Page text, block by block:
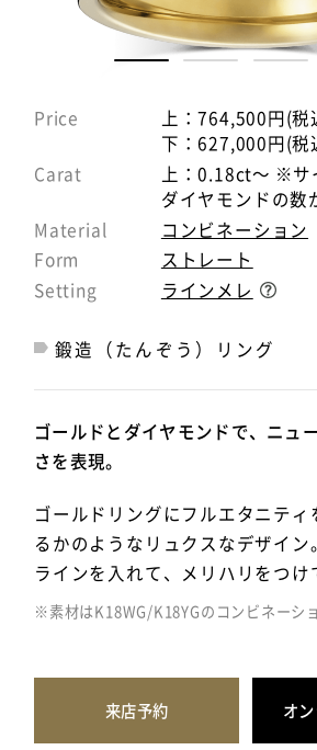
Price
上：764,500円(税
下：627,000円(税
Carat
上：0.18ct～ ※サ
ダイヤモンドの数
Material
コンビネーション
Form
ストレート
Setting
ラインメレ
鍛造（たんぞう）リング
ゴールドとダイヤモンドで、ニュ
さを表現。
ゴールドリングにフルエタニティ
るかのようなリュクスなデザイン
ラインを入れて、メリハリをつけ
※素材はK18WG/K18YGのコンビネーシ
来店予約 オ